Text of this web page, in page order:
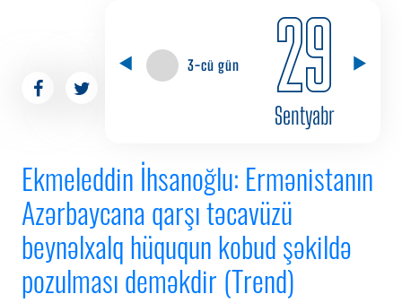
3-cü gün 29
Sentyabr
Ekmeleddin İhsanoğlu: Ermənistanın
Azərbaycana qarşı təcavüzü
beynəlxalq hüququn kobud şəkildə
pozulması deməkdir (Trend)